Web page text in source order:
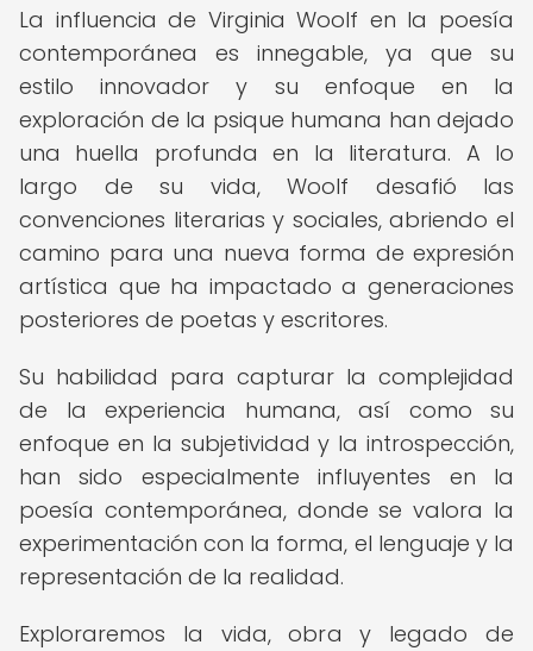
La influencia de Virginia Woolf en la poesía
contemporánea es innegable, ya que su
estilo innovador y su enfoque en la
exploración de la psique humana han dejado
una huella profunda en la literatura. A lo
largo de su vida, Woolf desafió las
convenciones literarias y sociales, abriendo el
camino para una nueva forma de expresión
artística que ha impactado a generaciones
posteriores de poetas y escritores.
Su habilidad para capturar la complejidad
de la experiencia humana, así como su
enfoque en la subjetividad y la introspección,
han sido especialmente influyentes en la
poesía contemporánea, donde se valora la
experimentación con la forma, el lenguaje y la
representación de la realidad.
Exploraremos la vida, obra y legado de